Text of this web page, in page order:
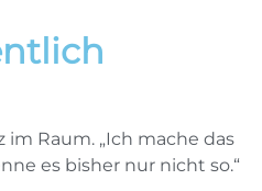
Raum. „Ich mache das
es bisher nur nicht so.“